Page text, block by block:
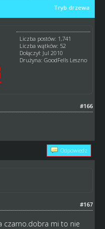
Tryb drzewa
Liczba postów: 1,741
Liczba wątków: 52
Dołączył: Jul 2010
Drużyna: GoodFells Leszno
#166
Odpowiedz
#167
czarno.dobra mi to nie